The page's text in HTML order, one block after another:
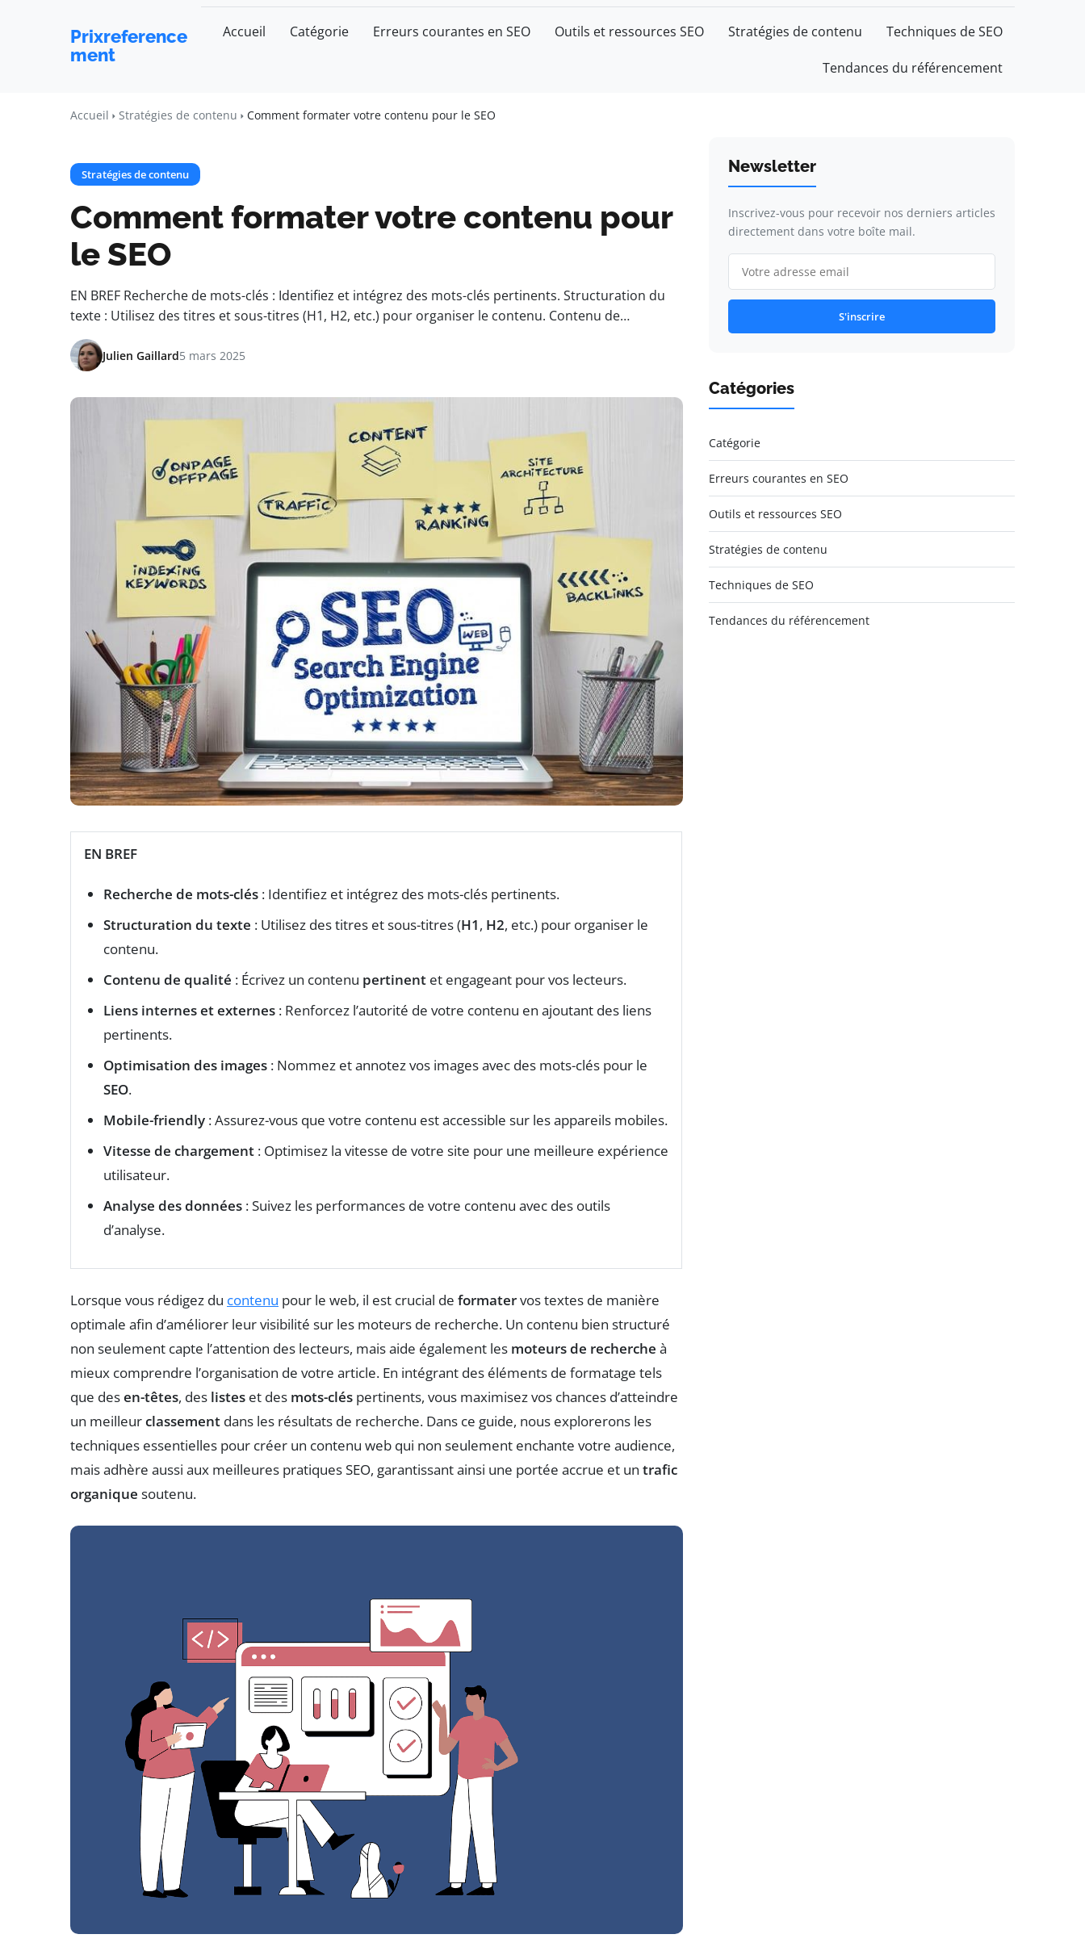
Prixreference
ment
Accueil Catégorie Erreurs courantes en SEO Outils et ressources SEO Stratégies de contenu Techniques de SEO
Tendances du référencement
Accueil Stratégies de contenu Comment formater votre contenu pour le SEO
Stratégies de contenu
Comment formater votre contenu pour
le SEO
EN BREF Recherche de mots-clés : Identifiez et intégrez des mots-clés pertinents. Structuration du
texte : Utilisez des titres et sous-titres (H1, H2, etc.) pour organiser le contenu. Contenu de…
Julien Gaillard5 mars 2025
EN BREF
Recherche de mots-clés : Identifiez et intégrez des mots-clés pertinents.
Structuration du texte : Utilisez des titres et sous-titres (H1, H2, etc.) pour organiser le
contenu.
Contenu de qualité : Écrivez un contenu pertinent et engageant pour vos lecteurs.
Liens internes et externes : Renforcez l’autorité de votre contenu en ajoutant des liens
pertinents.
Optimisation des images : Nommez et annotez vos images avec des mots-clés pour le
SEO.
Mobile-friendly : Assurez-vous que votre contenu est accessible sur les appareils mobiles.
Vitesse de chargement : Optimisez la vitesse de votre site pour une meilleure expérience
utilisateur.
Analyse des données : Suivez les performances de votre contenu avec des outils
d’analyse.
Lorsque vous rédigez du contenu pour le web, il est crucial de formatervos textes de manière
optimale afin d’améliorer leur visibilité sur les moteurs de recherche. Un contenu bien structuré
non seulement capte l’attention des lecteurs, mais aide également les moteurs de recherche à
mieux comprendre l’organisation de votre article. En intégrant des éléments de formatage tels
que desen-têtes, des listes et des mots-clés pertinents, vous maximisez vos chances d’atteindre
un meilleurclassement dans les résultats de recherche. Dans ce guide, nous explorerons les
techniques essentielles pour créer un contenu web qui non seulement enchante votre audience,
mais adhère aussi aux meilleures pratiques SEO, garantissant ainsi une portée accrue et un trafic
organique soutenu.
Newsletter
Inscrivez-vous pour recevoir nos derniers articles
directement dans votre boîte mail.
S'inscrire
Catégories
Catégorie
Erreurs courantes en SEO
Outils et ressources SEO
Stratégies de contenu
Techniques de SEO
Tendances du référencement